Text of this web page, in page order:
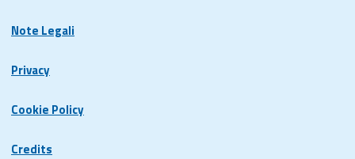
Note Legali
Privacy
Cookie Policy
Credits